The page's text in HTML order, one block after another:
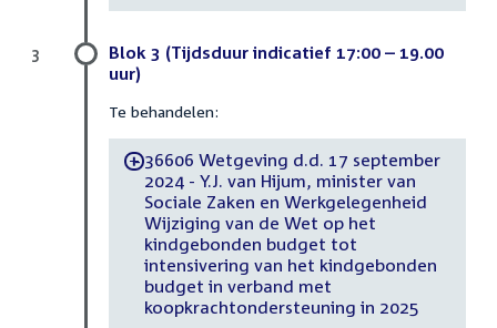
Blok 3 (Tijdsduur indicatief 17:00 – 19.00
uur)
Te behandelen:
-36606 Wetgeving d.d. 17 september
2024 - Y.J. van Hijum, minister van
Sociale Zaken en Werkgelegenheid
Wijziging van de Wet op het
kindgebonden budget tot
intensivering van het kindgebonden
budget in verband met
koopkrachtondersteuning in 2025
3